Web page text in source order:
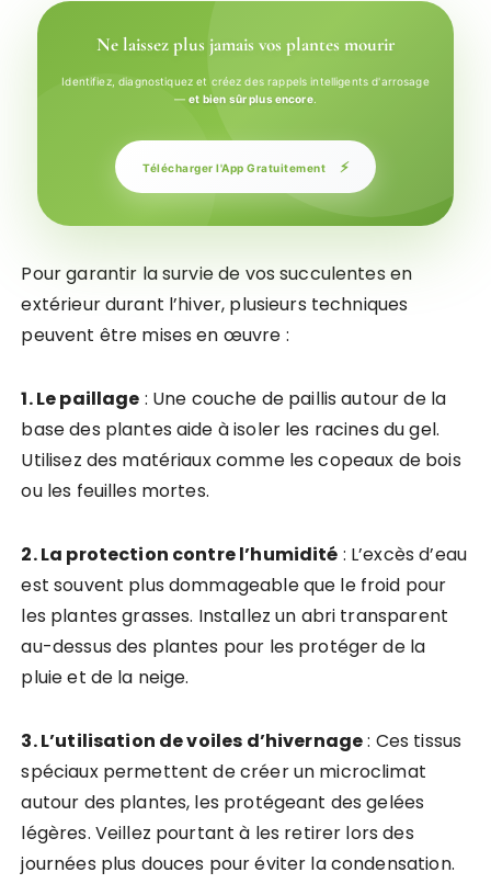
Ne laissez plus jamais vos plantes mourir
Identifiez, diagnostiquez et créez des rappels intelligents d'arrosage
—et bien sûr plus encore.
Télécharger l'App Gratuitement ⚡
Pour garantir la survie de vos succulentes en
extérieur durant l’hiver, plusieurs techniques
peuvent être mises en œuvre :
1. Le paillage : Une couche de paillis autour de la
base des plantes aide à isoler les racines du gel.
Utilisez des matériaux comme les copeaux de bois
ou les feuilles mortes.
2. La protection contre l’humidité : L’excès d’eau
est souvent plus dommageable que le froid pour
les plantes grasses. Installez un abri transparent
au-dessus des plantes pour les protéger de la
pluie et de la neige.
3. L’utilisation de voiles d’hivernage: Ces tissus
spéciaux permettent de créer un microclimat
autour des plantes, les protégeant des gelées
légères. Veillez pourtant à les retirer lors des
journées plus douces pour éviter la condensation.